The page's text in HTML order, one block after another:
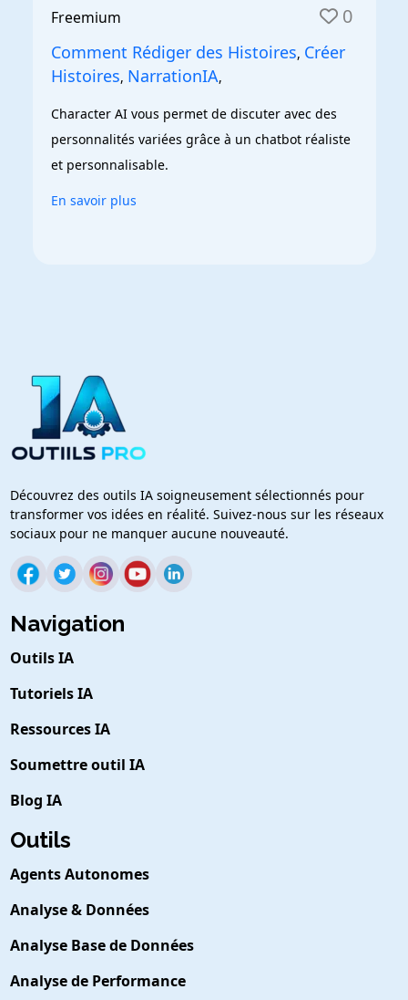
Freemium 0
Comment Rédiger des Histoires, Créer
Histoires, NarrationIA,
Character AI vous permet de discuter avec des
personnalités variées grâce à un chatbot réaliste
et personnalisable.
En savoir plus
Découvrez des outils IA soigneusement sélectionnés pour
transformer vos idées en réalité. Suivez-nous sur les réseaux
sociaux pour ne manquer aucune nouveauté.
Navigation
Outils IA
Tutoriels IA
Ressources IA
Soumettre outil IA
Blog IA
Outils
Agents Autonomes
Analyse & Données
Analyse Base de Données
Analyse de Performance